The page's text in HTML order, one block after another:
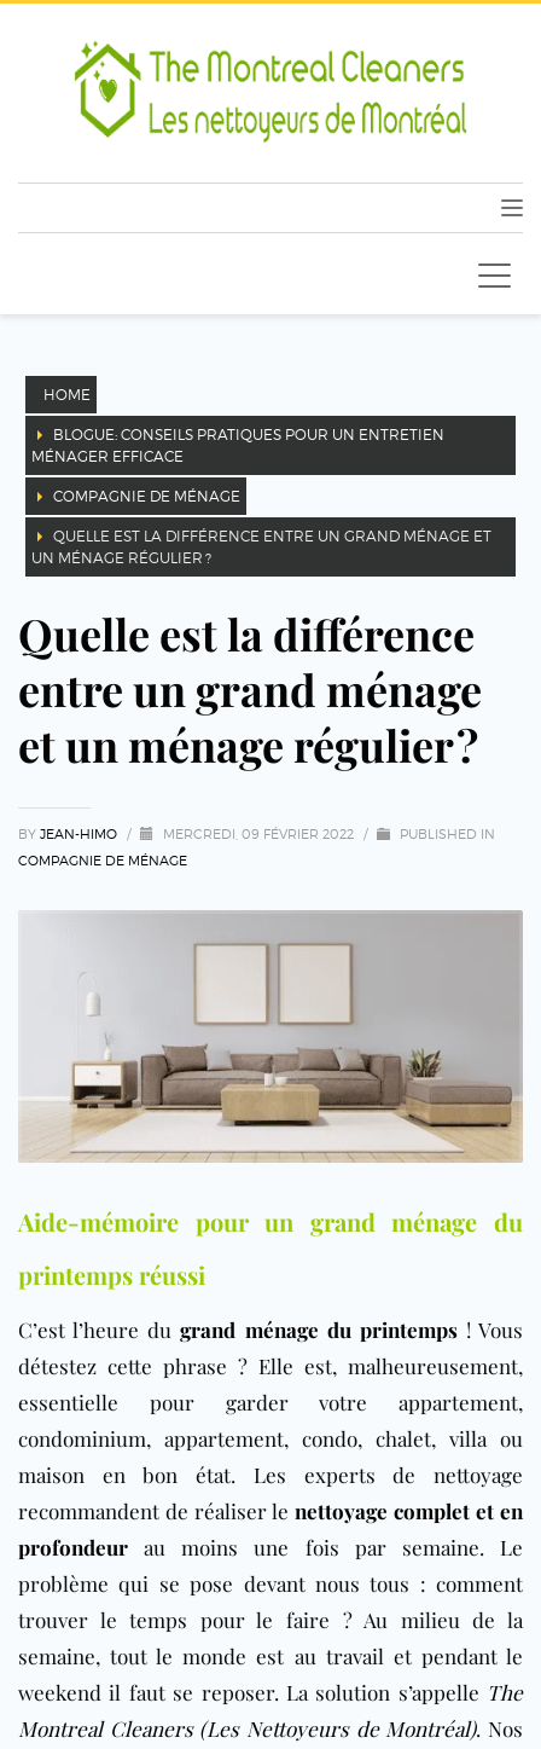
HOME
BLOGUE: CONSEILS PRATIQUES POUR UN ENTRETIEN
MÉNAGER EFFICACE
COMPAGNIE DE MÉNAGE
QUELLE EST LA DIFFÉRENCE ENTRE UN GRAND MÉNAGE ET
UN MÉNAGE RÉGULIER ?
Quelle est la différence
entre un grand ménage
et un ménage régulier ?
BY JEAN-HIMO / MERCREDI, 09 FÉVRIER 2022 /
PUBLISHED IN
COMPAGNIE DE MÉNAGE
Aide-mémoire pour un grand ménage du
printemps réussi
C’est l’heure dugrand ménage du printemps! Vous
détestez cette phrase ? Elle est, malheureusement,
essentielle pour garder votre appartement,
condominium, appartement, condo, chalet, villa ou
maison en bon état. Les experts de nettoyage
recommandent de réaliser le nettoyage complet et en
profondeur au moins une fois par semaine. Le
problème qui se pose devant nous tous : comment
trouver le temps pour le faire ? Au milieu de la
semaine, tout le monde est au travail et pendant le
weekend il faut se reposer. La solution s’appelle The
Montreal Cleaners (Les Nettoyeurs de Montréal). Nos